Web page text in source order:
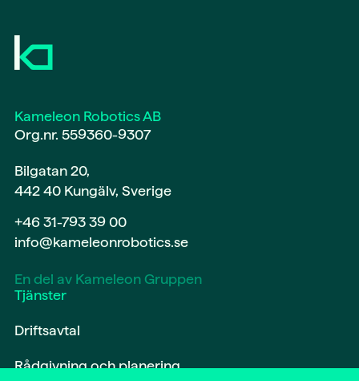
Kameleon Robotics AB
Org.nr. 559360-9307
Bilgatan 20,
442 40 Kungälv, Sverige
+46 31-793 39 00
info@kameleonrobotics.se
En del av Kameleon Gruppen
Tjänster
Driftsavtal
Rådgivning och planering